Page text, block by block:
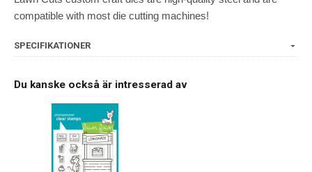
compatible with most die cutting machines!
SPECIFIKATIONER
Du kanske också är intresserad av